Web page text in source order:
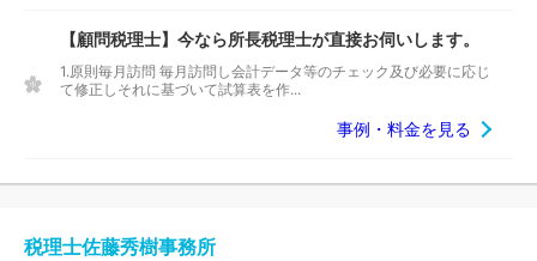
【顧問税理士】今なら所長税理士が直接お伺いします。
1.原則毎月訪問 毎月訪問し会計データ等のチェック及び必要に応じ
て修正しそれに基づいて試算表を作...
事例・料金を見る
税理士佐藤秀樹事務所